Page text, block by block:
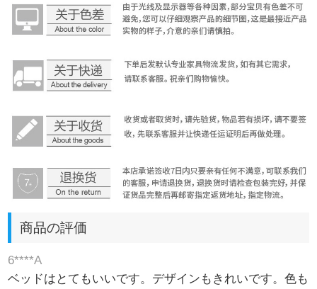
商品の評価
6****A
ベッドはとてもいいです。デザインもきれいです。色も